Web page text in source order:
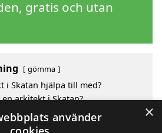
gratis och utan
gömma
i Skatan hjälpa till med?
arkitekt i Skatan?
arkitekt i Skatan
arkitekt i de omgivande städerna
×
använder